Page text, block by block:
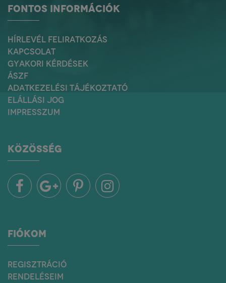
FONTOS INFORMÁCIÓK
HÍRLEVÉL FELIRATKOZÁS
KAPCSOLAT
GYAKORI KÉRDÉSEK
ÁSZF
ADATKEZELÉSI TÁJÉKOZTATÓ
ELÁLLÁSI JOG
IMPRESSZUM
KÖZÖSSÉG
FIÓKOM
REGISZTRÁCIÓ
RENDELÉSEIM